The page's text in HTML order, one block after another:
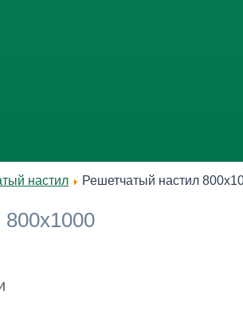
настил Решетчатый настил